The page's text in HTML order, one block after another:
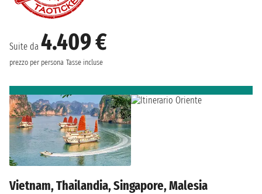
Suite da 4.409 €
prezzo per persona Tasse incluse
Vietnam, Thailandia, Singapore, Malesia